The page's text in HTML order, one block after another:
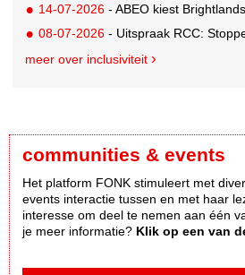
14-07-2026 - ABEO kiest Brightlands voor circulair
08-07-2026 - Uitspraak RCC: Stoppen met
meer over inclusiviteit
communities & events
Het platform FONK stimuleert met
events interactie tussen en met haar
interesse om deel te nemen aan één
je meer informatie? Klik op een van